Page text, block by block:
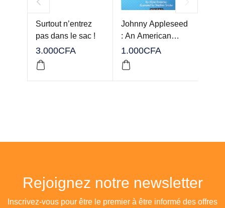
Surtout n’entrez
pas dans le sac !
3.000CFA
Johnny Appleseed
: An American…
1.000CFA
Rejoignez notre newsletter
Inscrivez-vous pour être le premier à être informé des offres